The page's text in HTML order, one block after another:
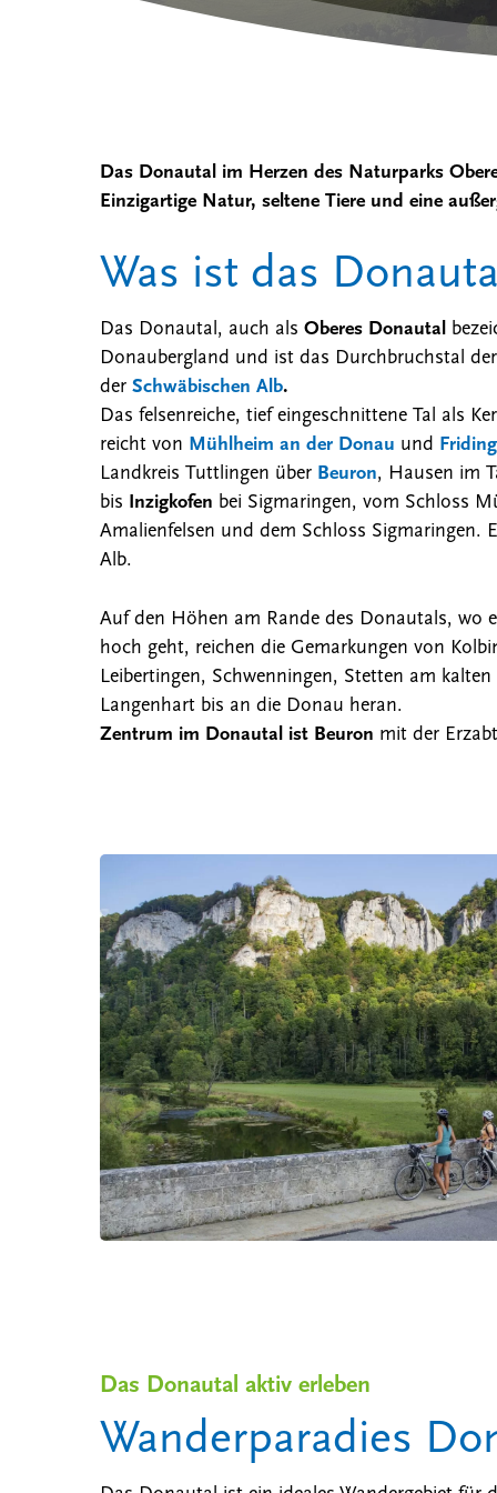
Drücken Sie ENTER zum Suchen oder ESC,
Das Donautal im Herzen des Naturparks
Einzigartige Natur, seltene Tiere und eine
Was ist das
Das Donautal, auch als Oberes Donautal
Donaubergland und ist das Durchbruchstal
der Schwäbischen Alb.
Das felsenreiche, tief eingeschnittene Tal als
reicht von Mühlheim an der Donau und
Landkreis Tuttlingen über Beuron, Hausen im
bis Inzigkofen bei Sigmaringen, vom Schloss
Amalienfelsen und dem Schloss Sigmaringen.
Alb.
Auf den Höhen am Rande des Donautals, wo
hoch geht, reichen die Gemarkungen von
Leibertingen, Schwenningen, Stetten am
Langenhart bis an die Donau heran.
Zentrum im Donautal ist Beuron mit der
Das Donautal aktiv erleben
Wanderparadies